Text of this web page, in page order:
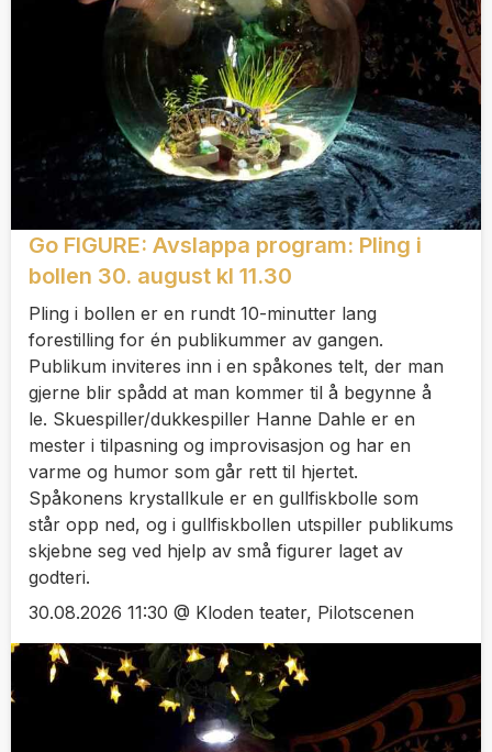
Go FIGURE: Avslappa program: Pling i
bollen 30. august kl 11.30
Pling i bollen er en rundt 10-minutter lang
forestilling for én publikummer av gangen.
Publikum inviteres inn i en spåkones telt, der man
gjerne blir spådd at man kommer til å begynne å
le. Skuespiller/dukkespiller Hanne Dahle er en
mester i tilpasning og improvisasjon og har en
varme og humor som går rett til hjertet.
Spåkonens krystallkule er en gullfiskbolle som
står opp ned, og i gullfiskbollen utspiller publikums
skjebne seg ved hjelp av små figurer laget av
godteri.
30.08.2026 11:30 @ Kloden teater, Pilotscenen